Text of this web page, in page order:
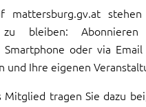
mattersburg.gv.at
bleiben: Abonnieren
oder via
und Ihre eigenen
tragen Sie dazu